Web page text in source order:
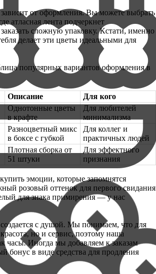
от оформления. Вы можете выбрать
атласная лента подчеркнет
сложную упаковку. Кстати, именно
делает эти цветы идеальными для
популярных вариантов оформления в
Описание
Для кого
Однотонные цветы
в крафте
Для любителей
минимализма
Разноцветный микс
в боксе с губкой
Для коллег и
практичных людей
Плотная сборка от
51 штуки
Для эффектного
признания
эмоции, которые запомнятся
розовый оттенок для первого свидания
для знака примирения — у нас
с душой. Мы понимаем, что для
но и сервис, поэтому наша
часы. Иногда мы добавляем к заказам
бонус в виде средства для продления